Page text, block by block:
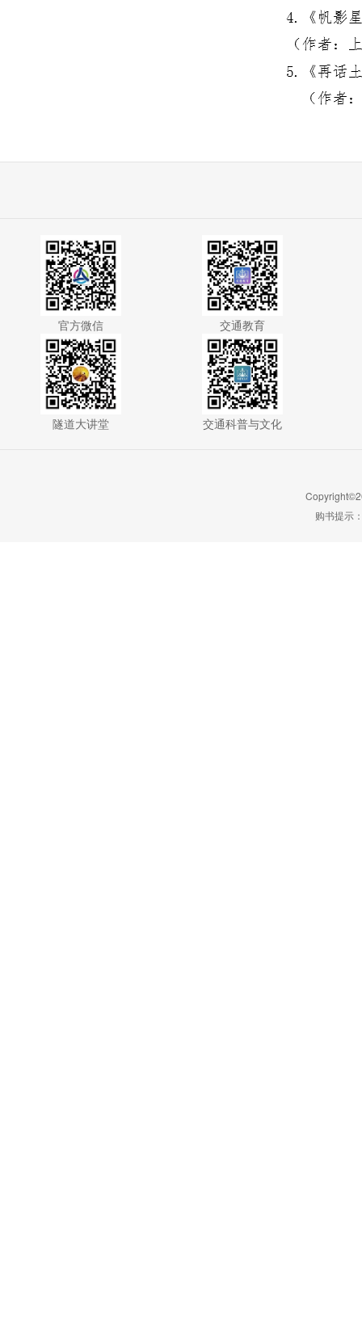
官方微信 交通教育
隧道大讲堂 交通科普与文化
购书提示